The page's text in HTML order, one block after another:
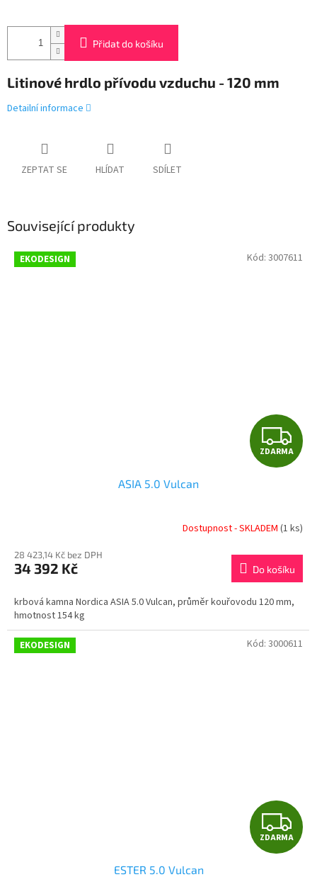
Přidat do košíku
Litinové hrdlo přívodu vzduchu - 120 mm
Detailní informace
ZEPTAT SE HLÍDAT SDÍLET
Související produkty
EKODESIGN
Z
D
R
M
A
ZDARMA
ASIA 5.0 Vulcan
Dostupnost - SKLADEM (1 ks)
28 423,14 Kč bez DPH
34 392 Kč Do košíku
krbová kamna Nordica ASIA 5.0 Vulcan, průměr kouřovodu 120 mm,
hmotnost 154 kg
Kód: 3007611
EKODESIGN
Z
D
ZDARMA
ESTER 5.0 Vulcan
Kód: 3000611